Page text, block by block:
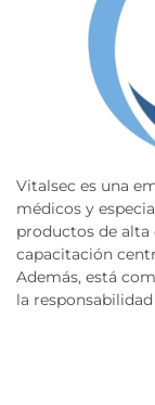
Vitalsec es una
médicos y
productos de alta
capacitación
Además, está
la responsabilidad